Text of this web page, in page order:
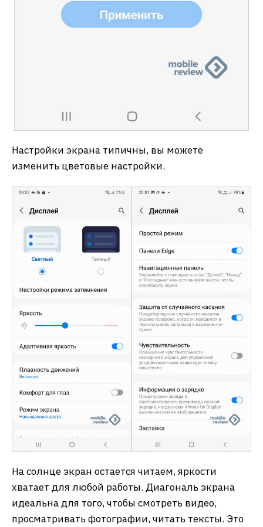
Настройки экрана типичны, вы можете
изменить цветовые настройки.
На солнце экран остается читаем, яркости
хватает для любой работы. Диагональ экрана
идеальна для того, чтобы смотреть видео,
просматривать фотографии, читать тексты. Это